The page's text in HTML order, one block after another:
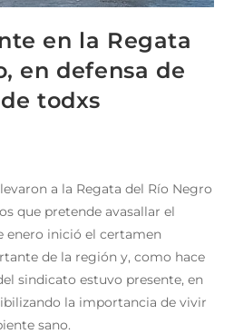
en la Regata
en defensa de
todxs
a la Regata del Río Negro
que pretende avasallar el
enero inició el certamen
de la región y, como hace
sindicato estuvo presente, en
la importancia de vivir
sano.